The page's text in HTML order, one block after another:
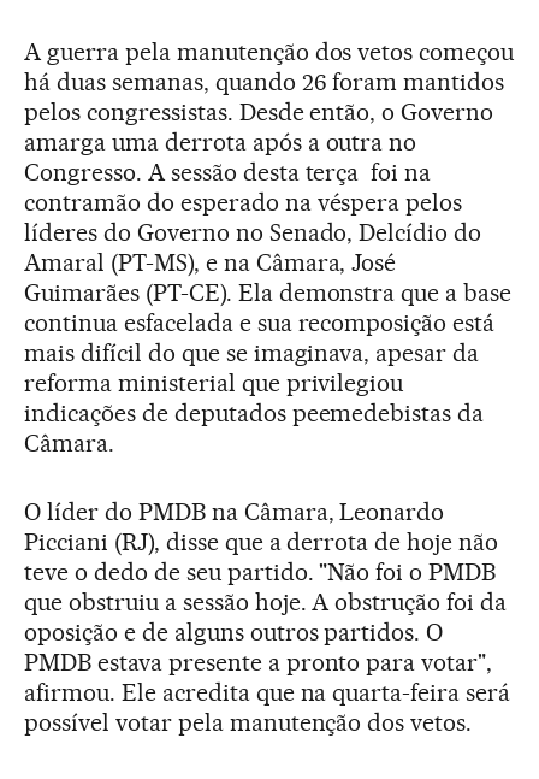
A guerra pela manutenção dos vetos começou
há duas semanas, quando 26 foram mantidos
pelos congressistas. Desde então, o Governo
amarga uma derrota após a outra no
Congresso. A sessão desta terça foi na
contramão do esperado na véspera pelos
líderes do Governo no Senado, Delcídio do
Amaral (PT-MS), e na Câmara, José
Guimarães (PT-CE). Ela demonstra que a base
continua esfacelada e sua recomposição está
mais difícil do que se imaginava, apesar da
reforma ministerial que privilegiou
indicações de deputados peemedebistas da
Câmara.
O líder do PMDB na Câmara, Leonardo
Picciani (RJ), disse que a derrota de hoje não
teve o dedo de seu partido. "Não foi o PMDB
que obstruiu a sessão hoje. A obstrução foi da
oposição e de alguns outros partidos. O
PMDB estava presente a pronto para votar",
afirmou. Ele acredita que na quarta-feira será
possível votar pela manutenção dos vetos.